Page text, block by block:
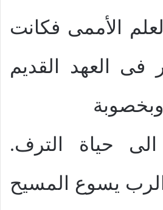
الأممى فكانت
فى العهد القديم
وبخصوبة
الى حياة الترف.
يسوع المسيح